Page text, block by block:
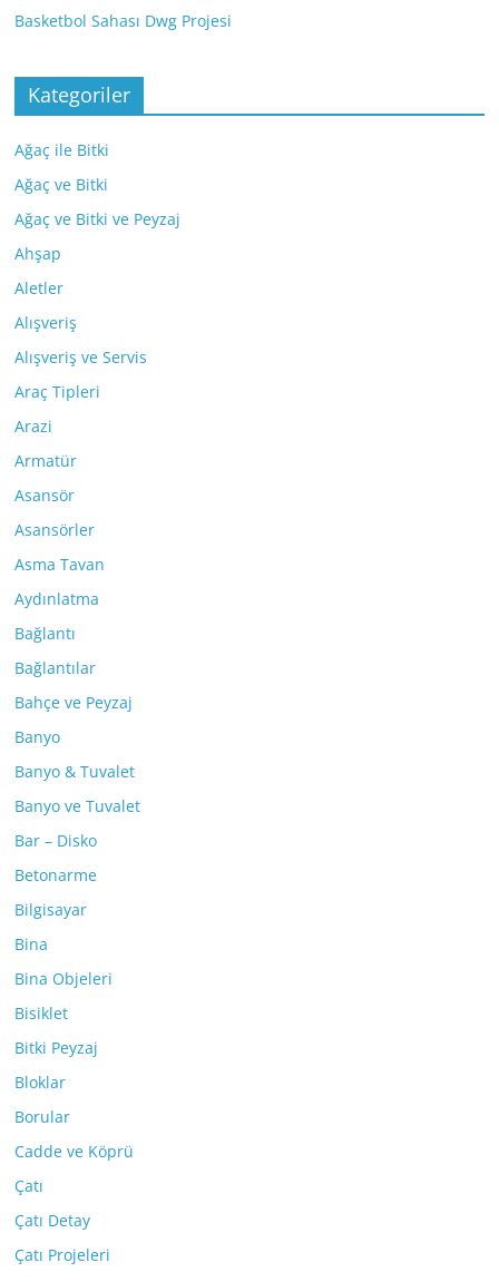
Basketbol Sahası Dwg Projesi
Kategoriler
Ağaç ile Bitki
Ağaç ve Bitki
Ağaç ve Bitki ve Peyzaj
Ahşap
Aletler
Alışveriş
Alışveriş ve Servis
Araç Tipleri
Arazi
Armatür
Asansör
Asansörler
Asma Tavan
Aydınlatma
Bağlantı
Bağlantılar
Bahçe ve Peyzaj
Banyo
Banyo & Tuvalet
Banyo ve Tuvalet
Bar – Disko
Betonarme
Bilgisayar
Bina
Bina Objeleri
Bisiklet
Bitki Peyzaj
Bloklar
Borular
Cadde ve Köprü
Çatı
Çatı Detay
Çatı Projeleri